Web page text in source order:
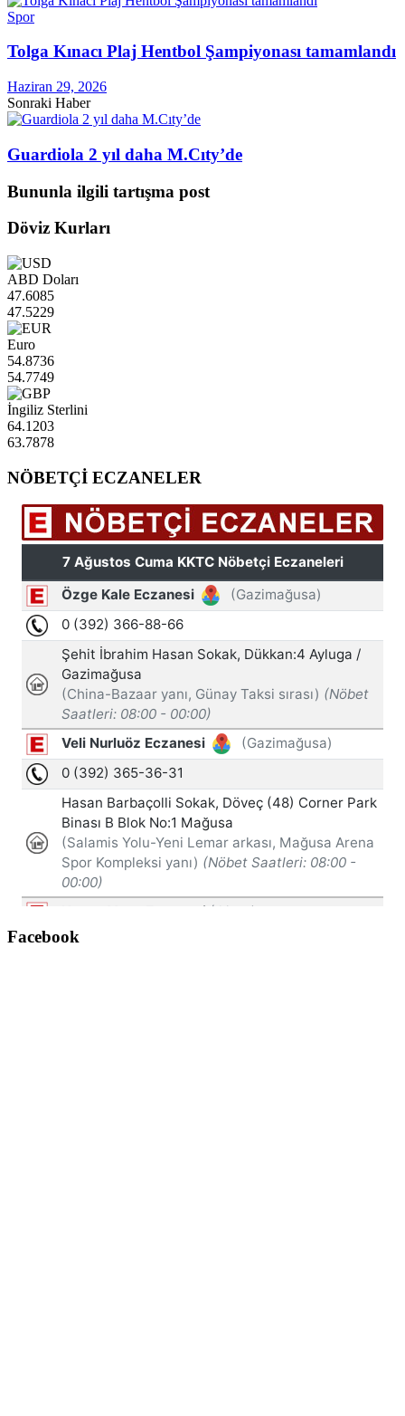
Spor
Tolga Kınacı Plaj Hentbol Şampiyonası tamamlandı
Haziran 29, 2026
Sonraki Haber
Guardiola 2 yıl daha M.Cıty’de
Bununla ilgili tartışma post
Döviz Kurları
ABD Doları
47.6085
47.5229
Euro
54.8736
54.7749
İngiliz Sterlini
64.1203
63.7878
NÖBETÇİ ECZANELER
Facebook